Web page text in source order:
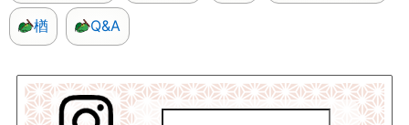
楢 Q&A